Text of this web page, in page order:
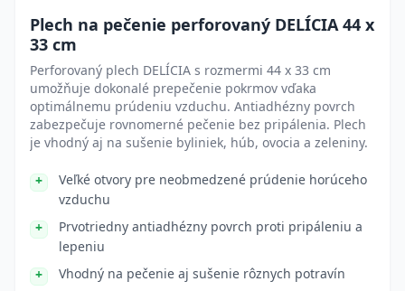
Plech na pečenie perforovaný DELÍCIA 44 x
33 cm
Perforovaný plech DELÍCIA s rozmermi 44 x 33 cm
umožňuje dokonalé prepečenie pokrmov vďaka
optimálnemu prúdeniu vzduchu. Antiadhézny povrch
zabezpečuje rovnomerné pečenie bez pripálenia. Plech
je vhodný aj na sušenie byliniek, húb, ovocia a zeleniny.
Veľké otvory pre neobmedzené prúdenie horúceho
vzduchu
Prvotriedny antiadhézny povrch proti pripáleniu a
lepeniu
Vhodný na pečenie aj sušenie rôznych potravín